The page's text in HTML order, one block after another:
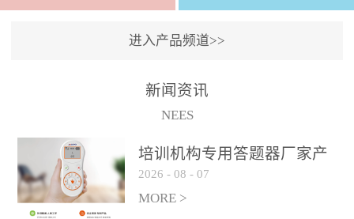
打造的互动授课软件，
QVote 以 “让每一堂课都充
功能与数据化教学分析，
课堂互动解决方案，重新
定义了师生互动的新模
式。极简操作，轻松融入
教学流程QVote 深谙教师
进入产品频道>>
新闻资讯
NEES
培训机构专用答题器厂家产
品方案
2026 - 08 - 07
MORE >